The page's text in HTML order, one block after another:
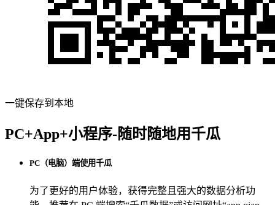
一键保存到本地
PC+App+小程序-随时随地用千瓜
PC（电脑）端使用千瓜
为了更好的用户体验，获得完整且强大的数据分析功